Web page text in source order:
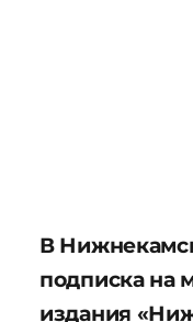
В
подписка на
издания